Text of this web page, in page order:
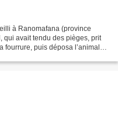
à Ranomafana (province
qui avait tendu des pièges, prit
fourrure, puis déposa l’animal